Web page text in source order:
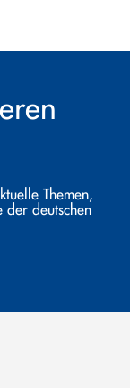
Themen,
der deutschen